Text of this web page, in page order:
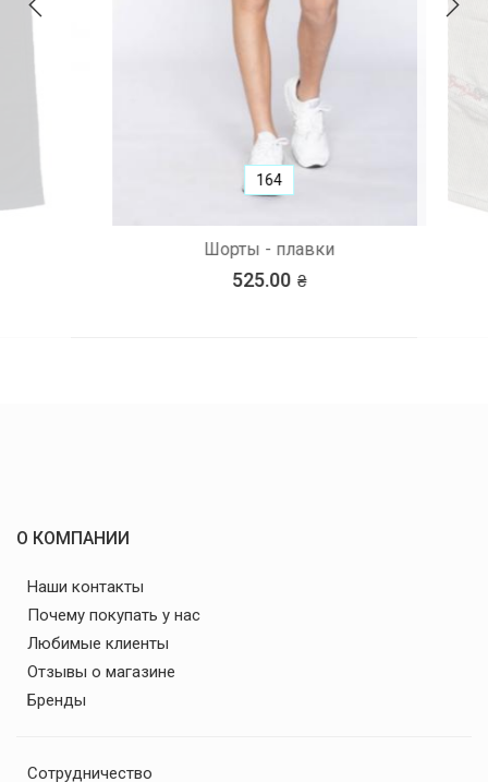
Шорты - плавки
525.00
О КОМПАНИИ
Наши контакты
Почему покупать у нас
Любимые клиенты
Отзывы о магазине
Бренды
Сотрудничество